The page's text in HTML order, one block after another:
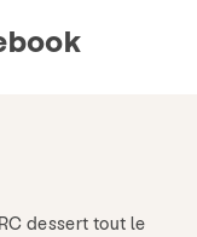
dessert tout le